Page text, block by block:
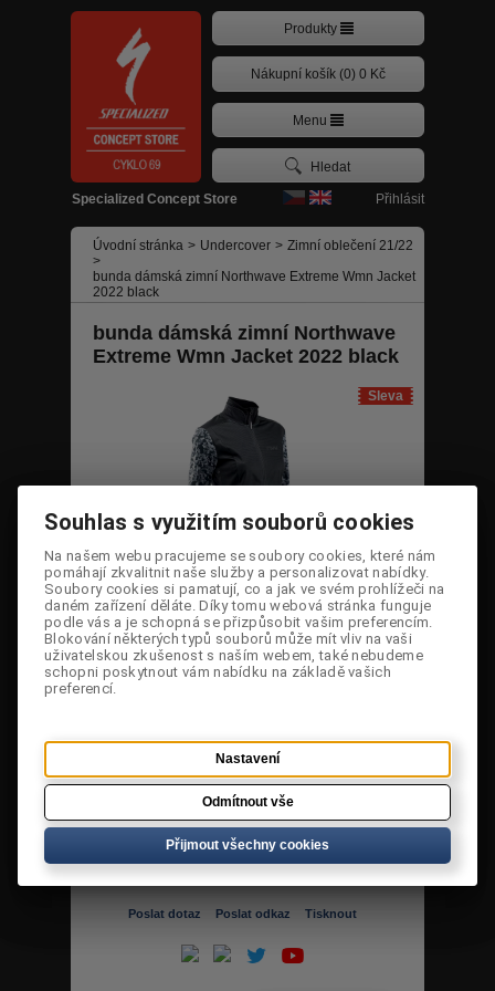
Specialized Concept Store Přihlásit
Produkty
Nákupní košík (0) 0 Kč
Menu
Úvodní stránka > Undercover > Zimní oblečení 21/22
>
bunda dámská zimní Northwave Extreme Wmn Jacket
2022 black
bunda dámská zimní Northwave
Extreme Wmn Jacket 2022 black
Sleva
Cena: 1 800 Kč
Dostupnost: Jen 1 skladem
55,0 %
89211090-10-L
Velikost:
Poslat dotaz Poslat odkaz Tisknout
Souhlas s využitím souborů cookies
Na našem webu pracujeme se soubory cookies, které nám
pomáhají zkvalitnit naše služby a personalizovat nabídky.
Soubory cookies si pamatují, co a jak ve svém prohlížeči na
daném zařízení děláte. Díky tomu webová stránka funguje
podle vás a je schopná se přizpůsobit vašim preferencím.
Blokování některých typů souborů může mít vliv na vaši
uživatelskou zkušenost s naším webem, také nebudeme
schopni poskytnout vám nabídku na základě vašich
preferencí.
Nastavení
Odmítnout vše
Přijmout všechny cookies
Souhlas s využitím souborů cookies
Na našem webu pracujeme se soubory cookies, které nám
pomáhají zkvalitnit naše služby a personalizovat nabídky.
Soubory cookies si pamatují, co a jak ve svém prohlížeči na
daném zařízení děláte. Díky tomu webová stránka funguje
podle vás a je schopná se přizpůsobit vašim preferencím.
Blokování některých typů souborů může mít vliv na vaši
uživatelskou zkušenost s naším webem, také nebudeme
schopni poskytnout vám nabídku na základě vašich
preferencí.
Nastavení
Odmítnout vše
Přijmout všechny cookies